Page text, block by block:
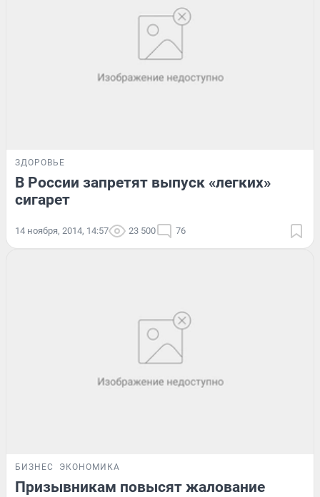
ЗДОРОВЬЕ
В России запретят выпуск «легких»
сигарет
14 ноября, 2014, 14:57 23 500 76
БИЗНЕС ЭКОНОМИКА
Призывникам повысят жалование